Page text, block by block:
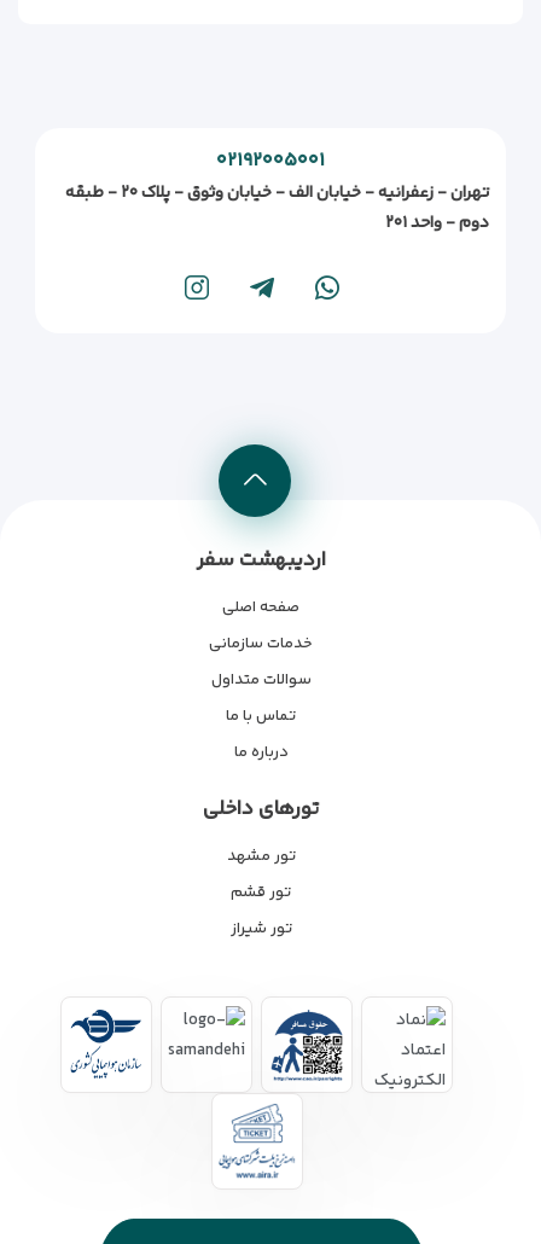
۰۲۱۹۲۰۰۵۰۰۱
تهران - زعفرانیه - خیابان الف - خیابان وثوق - پلاک ۲۰ - طبقه
دوم - واحد ۲۰۱
اردیبهشت سفر
صفحه اصلی
خدمات سازمانی
سوالات متداول
تماس با ما
درباره ما
تورهای داخلی
تور مشهد
تور قشم
تور شیراز